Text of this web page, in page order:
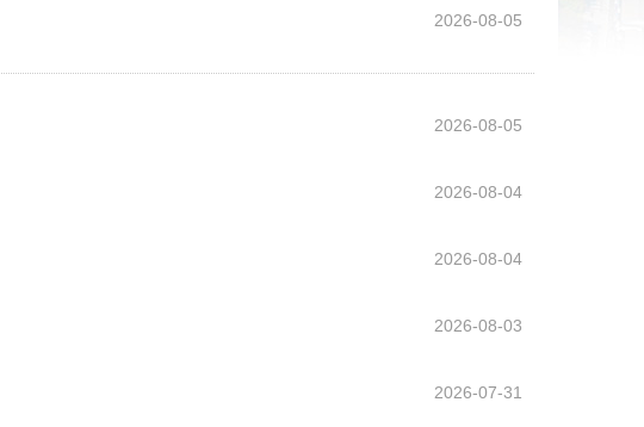
2026-08-05
2026-08-05
2026-08-04
2026-08-04
2026-08-03
2026-07-31